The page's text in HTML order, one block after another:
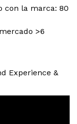
con la marca: 80
>6
Experience &